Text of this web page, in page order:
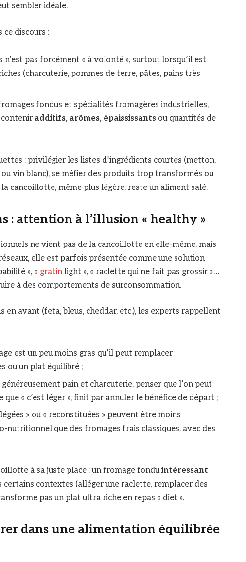
sembler idéale.
discours :
n’est pas forcément « à volonté », surtout lorsqu’il est
(charcuterie, pommes de terre, pâtes, pains très
fondus et spécialités fromagères industrielles,
additifs, arômes, épaississants ou quantités de
: privilégier les listes d’ingrédients courtes (metton,
vin blanc), se méfier des produits trop transformés ou
cancoillotte, même plus légère, reste un aliment salé.
: attention à l’illusion « healthy »
ne vient pas de la cancoillotte en elle-même, mais
elle est parfois présentée comme une solution
», « gratinlight », « raclette qui ne fait pas grossir »…
à des comportements de surconsommation.
en avant (feta, bleus, cheddar, etc.), les experts rappellent
est un peu moins gras qu’il peut remplacer
ou un plat équilibré ;
pain et charcuterie, penser que l’on peut
« c’est léger », finit par annuler le bénéfice de départ ;
» ou « reconstituées » peuvent être moins
nutritionnel que des fromages frais classiques, avec des
à sa juste place : un fromage fonduintéressant
certains contextes (alléger une raclette, remplacer des
pas un plat ultra riche en repas « diet ».
dans une alimentation équilibrée